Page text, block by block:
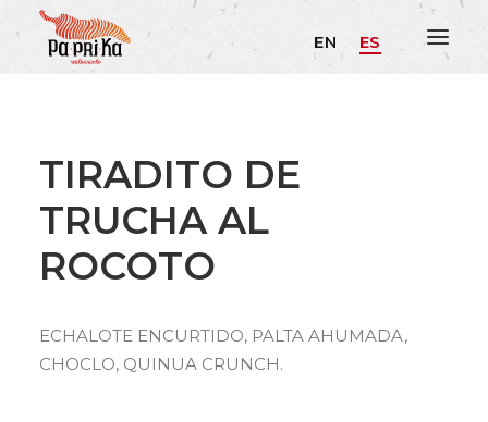
EN ES
TIRADITO DE
TRUCHA AL
ROCOTO
ECHALOTE ENCURTIDO, PALTA AHUMADA,
CHOCLO, QUINUA CRUNCH.